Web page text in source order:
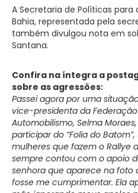
A Secretaria de Políticas para
Bahia, representada pela
também divulgou nota em
Santana.
Confira na íntegra a
sobre as agressões:
Passei agora por uma
vice-presidenta da
Automobilismo, Selma
participar do “Folia do
mulheres que fazem o Rallye
sempre contou com o apoio
senhora que aparece na foto
fosse me cumprimentar. Ela